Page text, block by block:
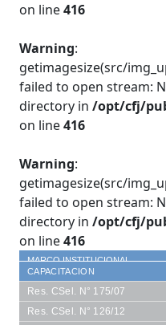
on line416
Warning:
getimagesize(src/
failed to open stream:
directory in /opt/cfj/
on line416
Warning:
getimagesize(src/
failed to open stream:
directory in /opt/cfj/
on line416
MARCO INSTITUCIONAL
CAPACITACION
Res. CSel. N° 175/07
Res. CSel. N° 126/12